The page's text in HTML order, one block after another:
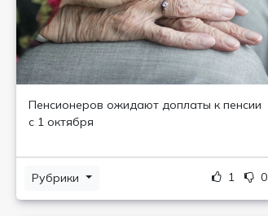
Пенсионеров ожидают доплаты к пенсии
с 1 октября
Рубрики 1 0